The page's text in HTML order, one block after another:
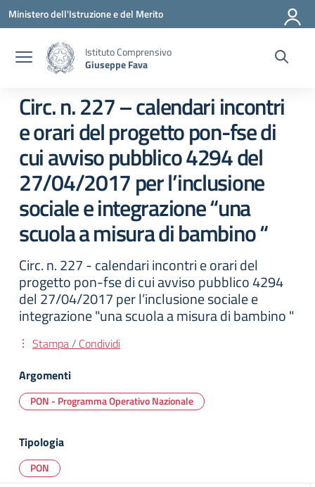
Vai ai contenuti
Vai al menu di navigazione
Vai al footer
Ministero dell'Istruzione e del Merito
Istituto Comprensivo
Giuseppe Fava
Circ. n. 227 – calendari incontri
e orari del progetto pon-fse di
cui avviso pubblico 4294 del
27/04/2017 per l’inclusione
sociale e integrazione “una
scuola a misura di bambino “
Circ. n. 227 - calendari incontri e orari del
progetto pon-fse di cui avviso pubblico 4294
del 27/04/2017 per l’inclusione sociale e
integrazione "una scuola a misura di bambino "
Stampa / Condividi
Argomenti
PON - Programma Operativo Nazionale
Tipologia
PON